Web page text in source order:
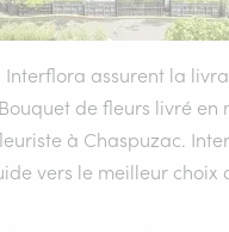
Interflora assurent la
de fleurs livré en
à Chaspuzac.
vers le meilleur choix